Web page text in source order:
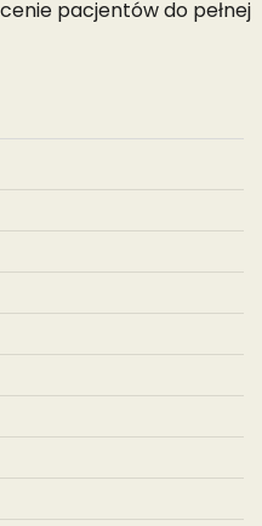
pacjentów do pełnej